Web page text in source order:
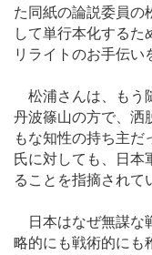
た同紙の論説委員の
して単行本化するた
リライトのお手伝い
松浦さんは、もう
丹波篠山の方で、洒
もな知性の持ち主だ
氏に対しても、日本
ることを指摘されて
日本はなぜ無謀な
略的にも戦術的にも